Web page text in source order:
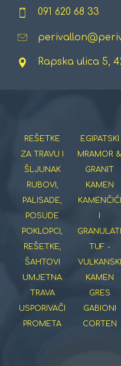
091 620 68 33
Rapska ulica 5,
REŠETKE
ZA TRAVU I
ŠLJUNAK
RUBOVI,
PALISADE,
POSUDE
POKLOPCI,
REŠETKE,
ŠAHTOVI
UMJETNA
TRAVA
USPORIVAČI
PROMETA
EGIPATSKI
MRAMOR &
GRANIT
KAMEN
KAMENČIĆI
I
GRANULATI
TUF -
VULKANSKI
KAMEN
GRES
GABIONI
CORTEN